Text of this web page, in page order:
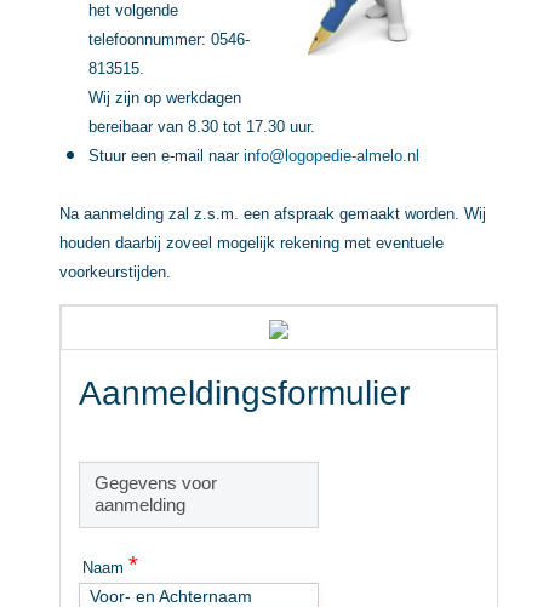
het volgende
telefoonnummer: 0546-
813515.
Wij zijn op werkdagen
bereibaar van 8.30 tot 17.30 uur.
Stuur een e-mail naar info@logopedie-almelo.nl
Na aanmelding zal z.s.m. een afspraak gemaakt worden. Wij
houden daarbij zoveel mogelijk rekening met eventuele
voorkeurstijden.
Aanmeldingsformulier
Gegevens voor
aanmelding
Naam *
Voor- en Achternaam